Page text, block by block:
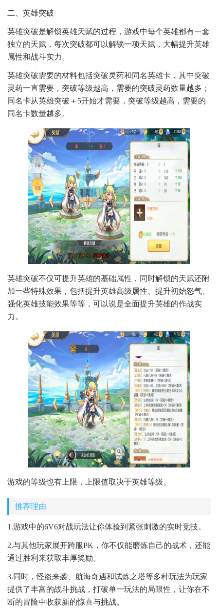
二、英雄突破
英雄突破是解锁英雄天赋的过程，游戏中每个英雄都有一套
独立的天赋，每次突破都可以解锁一项天赋，大幅提升英雄
属性和战斗实力。
英雄突破需要的材料包括突破灵药和同名英雄卡，其中突破
灵药一直需要，突破等级越高，需要的突破灵药数量越多；
同名卡从英雄突破＋5开始才需要，突破等级越高，需要的
同名卡数量越多。
英雄突破不仅可提升英雄的基础属性，同时解锁的天赋还附
加一些特殊效果，包括提升英雄高级属性、提升初始怒气、
强化英雄技能效果等等，可以说是全面提升英雄的作战实
力。
游戏的等级也有上限，上限值取决于英雄等级。
推荐理由
1.游戏中的6V6对战玩法让你体验到紧张刺激的实时竞技。
2.与其他玩家展开跨服PK，你不仅能磨炼自己的战术，还能
通过胜利来获取丰厚奖励。
3.同时，怪盗来袭、航海奇遇和试炼之塔等多种玩法为玩家
提供了丰富的战斗挑战，打破单一玩法的局限性，让你在不
断的冒险中收获新的惊喜与挑战。